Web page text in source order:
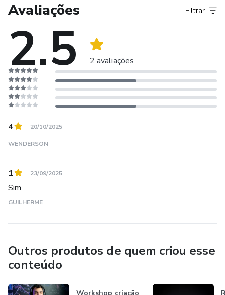
Avaliações
2.5 2 avaliações
Filtrar
4 20/10/2025
WENDERSON
1 23/09/2025
Sim
GUILHERME
Outros produtos de quem criou esse
conteúdo